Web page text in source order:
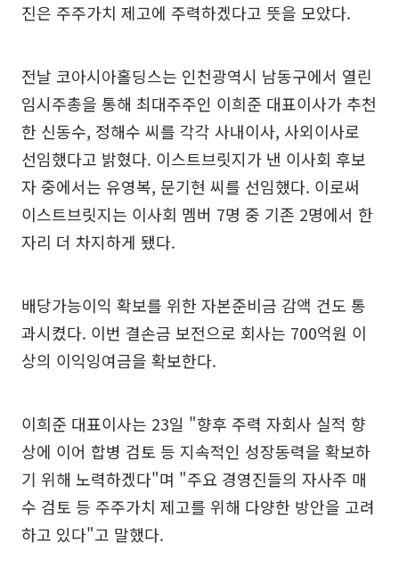
진은 주주가치 제고에 주력하겠다고 뜻을 모았다.
전날 코아시아홀딩스는 인천광역시 남동구에서 열린
임시주총을 통해 최대주주인 이희준 대표이사가 추천
한 신동수, 정해수 씨를 각각 사내이사, 사외이사로
선임했다고 밝혔다. 이스트브릿지가 낸 이사회 후보
자 중에서는 유영복, 문기현 씨를 선임했다. 이로써
이스트브릿지는 이사회 멤버 7명 중 기존 2명에서 한
자리 더 차지하게 됐다.
배당가능이익 확보를 위한 자본준비금 감액 건도 통
과시켰다. 이번 결손금 보전으로 회사는 700억원 이
상의 이익잉여금을 확보한다.
이희준 대표이사는 23일 "향후 주력 자회사 실적 향
상에 이어 합병 검토 등 지속적인 성장동력을 확보하
기 위해 노력하겠다"며 "주요 경영진들의 자사주 매
수 검토 등 주주가치 제고를 위해 다양한 방안을 고려
하고 있다"고 말했다.